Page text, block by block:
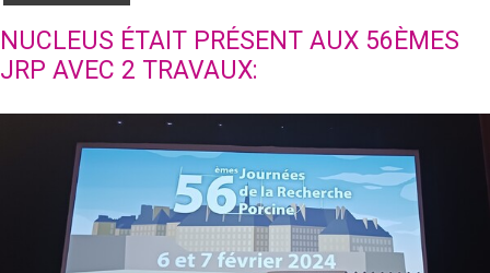
NUCLEUS ÉTAIT PRÉSENT AUX 56ÈMES
JRP AVEC 2 TRAVAUX: